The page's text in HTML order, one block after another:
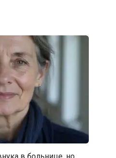
в больнице, но